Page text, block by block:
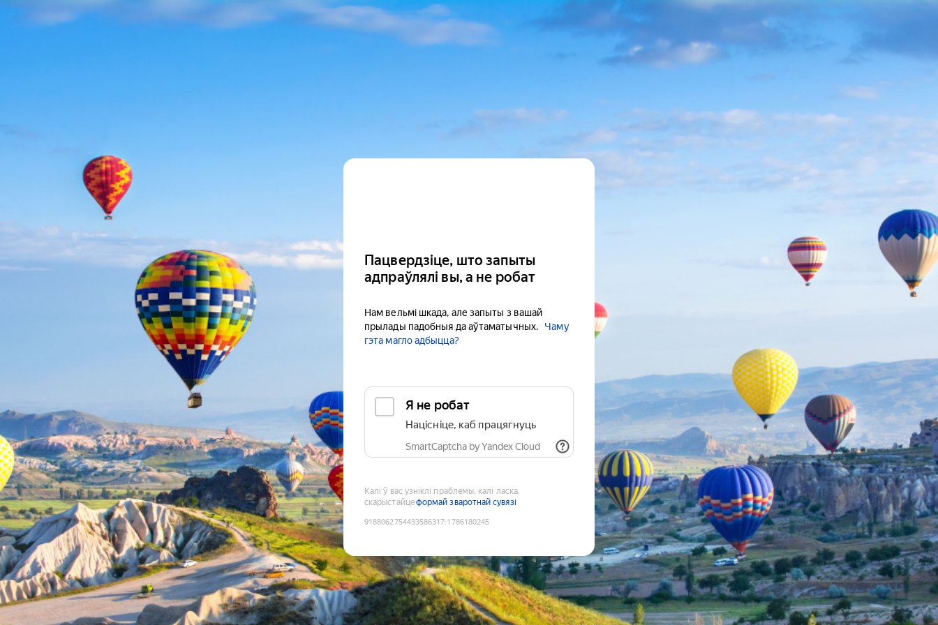
Пацвердзіце, што запыты
адпраўлялі вы, а не робат
Нам вельмі шкада, але запыты з вашай
прылады падобныя да аўтаматычных.
Чаму
гэта магло адбыцца?
Я не робат
Націсніце, каб працягнуць
SmartCaptcha by Yandex Cloud
Калі ў вас узніклі праблемы, калі ласка,
скарыстайцеформай зваротнай сувязі
9188062754433586317:1786180245